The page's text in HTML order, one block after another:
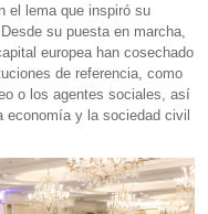
el lema que inspiró su
su puesta en marcha,
europea han cosechado
de referencia, como
o los agentes sociales, así
y la sociedad civil